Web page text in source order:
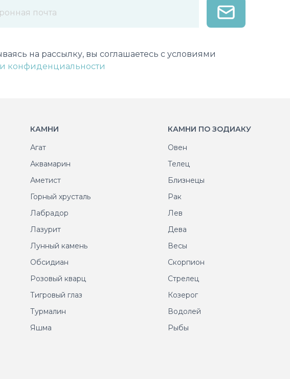
на рассылку, вы соглашаетесь с условиями
конфиденциальности
КАМНИ
Агат
Аквамарин
Аметист
Горный хрусталь
Лабрадор
Лазурит
Лунный камень
Обсидиан
Розовый кварц
Тигровый глаз
Турмалин
Яшма
КАМНИ ПО ЗОДИАКУ
Овен
Телец
Близнецы
Рак
Лев
Дева
Весы
Скорпион
Стрелец
Козерог
Водолей
Рыбы